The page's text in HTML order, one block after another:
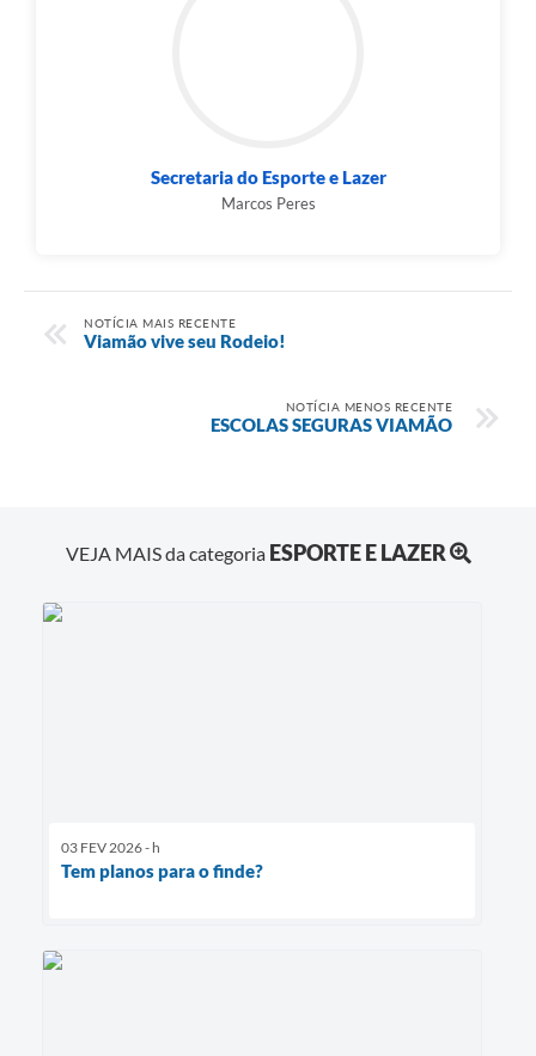
Secretaria do Esporte e Lazer
Marcos Peres
NOTÍCIA MAIS RECENTE
Viamão vive seu Rodeio!
NOTÍCIA MENOS RECENTE
ESCOLAS SEGURAS VIAMÃO
VEJA MAIS da categoria ESPORTE E LAZER
03 FEV 2026 - h
Tem planos para o finde?